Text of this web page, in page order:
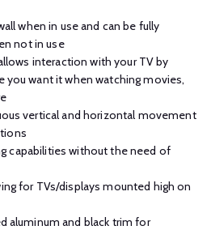
when in use and can be fully
not in use
interaction with your TV by
you want it when watching movies,
vertical and horizontal movement
capabilities without the need of
for TVs/displays mounted high on
aluminum and black trim for